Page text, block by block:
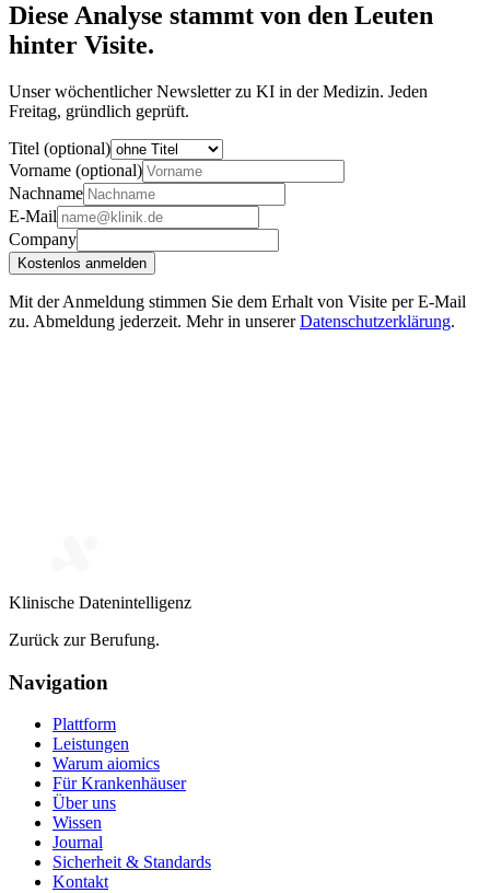
Diese Analyse stammt von den Leuten
hinter Visite.
Unser wöchentlicher Newsletter zu KI in der Medizin. Jeden
Freitag, gründlich geprüft.
Titel (optional)
Vorname (optional)
Nachname
E-Mail
Company
Kostenlos anmelden
Mit der Anmeldung stimmen Sie dem Erhalt von Visite per E-Mail
zu. Abmeldung jederzeit. Mehr in unserer Datenschutzerklärung.
Klinische Datenintelligenz
Zurück zur Berufung.
Navigation
Plattform
Leistungen
Warum aiomics
Für Krankenhäuser
Über uns
Wissen
Journal
Sicherheit & Standards
Kontakt